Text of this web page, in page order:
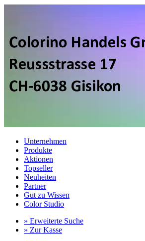
Unternehmen
Produkte
Aktionen
Topseller
Neuheiten
Partner
Gut zu Wissen
Color Studio
» Erweiterte Suche
» Zur Kasse